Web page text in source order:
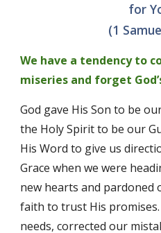
for
(1
We have a tendency to
miseries and forget
God gave His Son to be
the Holy Spirit to be our
His Word to give us
Grace when we were
new hearts and pardoned
faith to trust His
needs, corrected our